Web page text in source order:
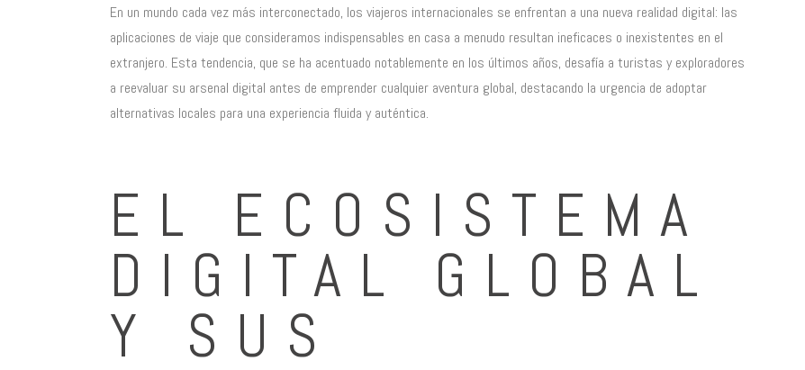
En un mundo cada vez más interconectado, los viajeros internacionales se enfrentan a una nueva realidad digital: las
aplicaciones de viaje que consideramos indispensables en casa a menudo resultan ineficaces o inexistentes en el
extranjero. Esta tendencia, que se ha acentuado notablemente en los últimos años, desafía a turistas y exploradores
a reevaluar su arsenal digital antes de emprender cualquier aventura global, destacando la urgencia de adoptar
alternativas locales para una experiencia fluida y auténtica.
EL ECOSISTEMA
DIGITAL GLOBAL
Y SUS